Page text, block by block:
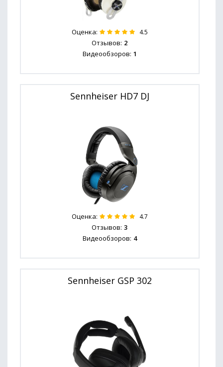
Оценка: 4.5
Отзывов: 2
Видеообзоров: 1
Sennheiser HD7 DJ
Оценка: 4.7
Отзывов: 3
Видеообзоров: 4
Sennheiser GSP 302